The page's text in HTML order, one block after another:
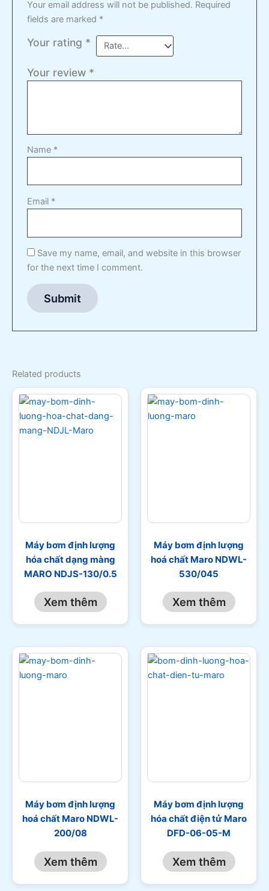
Your email address will not be published. Required
fields are marked *
Your rating *
Your review *
Name *
Email *
Save my name, email, and website in this browser
for the next time I comment.
Related products
Máy bơm định lượng
hóa chất dạng màng
MARO NDJS-130/0.5
Xem thêm
Máy bơm định lượng
hoá chất Maro NDWL-
530/045
Xem thêm
Máy bơm định lượng
hoá chất Maro NDWL-
200/08
Xem thêm
Máy bơm định lượng
hóa chất điện tử Maro
DFD-06-05-M
Xem thêm